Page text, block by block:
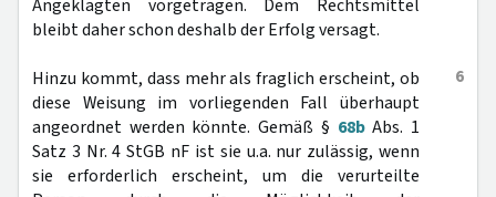
Angeklagten vorgetragen. Dem Rechtsmittel
bleibt daher schon deshalb der Erfolg versagt.
6
Hinzu kommt, dass mehr als fraglich erscheint, ob
diese Weisung im vorliegenden Fall überhaupt
angeordnet werden könnte. Gemäß § 68bAbs. 1
Satz 3 Nr. 4 StGB nF ist sie u.a. nur zulässig, wenn
sie erforderlich erscheint, um die verurteilte